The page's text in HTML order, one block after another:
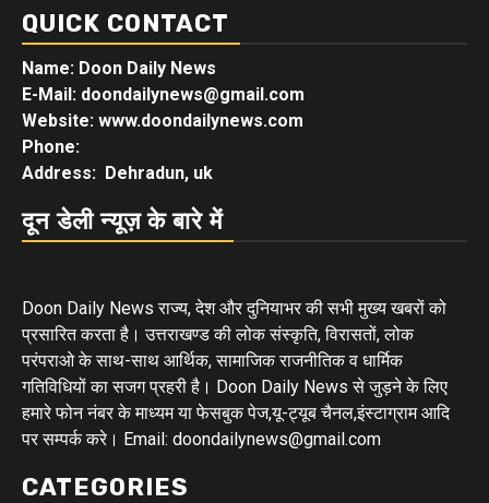
QUICK CONTACT
Name: Doon Daily News
E-Mail: doondailynews@gmail.com
Website: www.doondailynews.com
Phone:
Address: Dehradun, uk
दून डेली न्यूज़ के बारे में
Doon Daily News राज्य, देश और दुनियाभर की सभी मुख्य खबरों को
प्रसारित करता है। उत्तराखण्ड की लोक संस्कृति, विरासतों, लोक
परंपराओ के साथ-साथ आर्थिक, सामाजिक राजनीतिक व धार्मिक
गतिविधियों का सजग प्रहरी है। Doon Daily News से जुड़ने के लिए
हमारे फोन नंबर के माध्यम या फेसबुक पेज,यू-ट्यूब चैनल,इंस्टाग्राम आदि
पर सम्पर्क करे। Email: doondailynews@gmail.com
CATEGORIES